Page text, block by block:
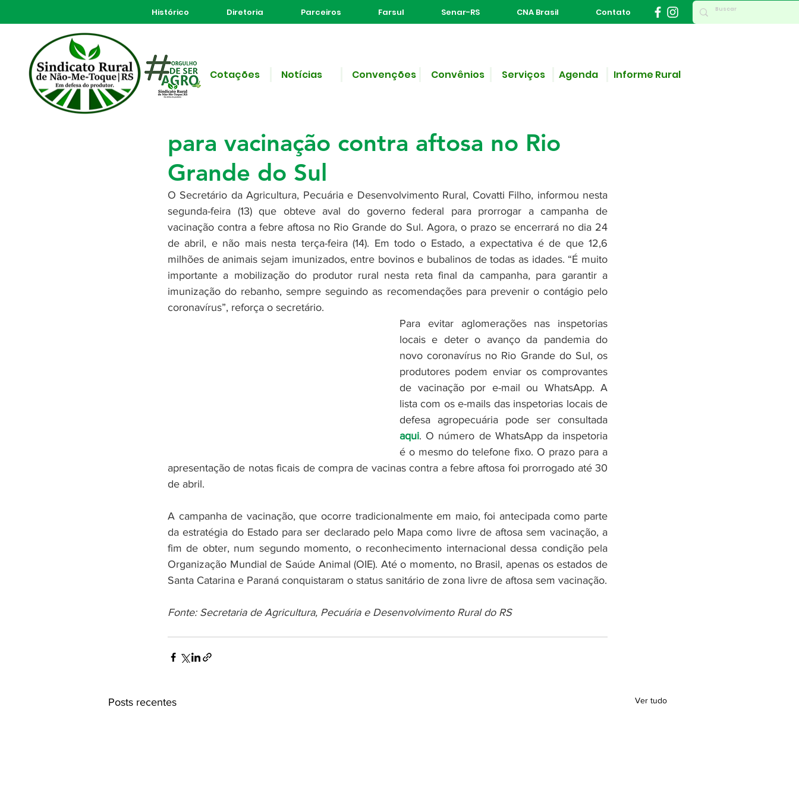
Histórico Diretoria Parceiros Farsul Senar-RS CNA Brasil Contato
Todos posts
para vacinação contra aftosa no Rio
Grande do Sul
14 de abr. de 2020
O Secretário da Agricultura, Pecuária e Desenvolvimento Rural, Covatti Filho, informou nesta
segunda-feira (13) que obteve aval do governo federal para prorrogar a campanha de
vacinação contra a febre aftosa no Rio Grande do Sul. Agora, o prazo se encerrará no dia 24
de abril, e não mais nesta terça-feira (14). Em todo o Estado, a expectativa é de que 12,6
milhões de animais sejam imunizados, entre bovinos e bubalinos de todas as idades. “É muito
importante a mobilização do produtor rural nesta reta final da campanha, para garantir a
imunização do rebanho, sempre seguindo as recomendações para prevenir o contágio pelo
coronavírus”, reforça o secretário.
Para evitar aglomerações nas inspetorias
locais e deter o avanço da pandemia do
novo coronavírus no Rio Grande do Sul, os
produtores podem enviar os comprovantes
de vacinação por e-mail ou WhatsApp. A
lista com os e-mails das inspetorias locais de
aqui. O número de WhatsApp da inspetoria
é o mesmo do telefone fixo. O prazo para a
apresentação de notas ficais de compra de vacinas contra a febre aftosa foi prorrogado até 30
de abril.
A campanha de vacinação, que ocorre tradicionalmente em maio, foi antecipada como parte
da estratégia do Estado para ser declarado pelo Mapa como livre de aftosa sem vacinação, a
fim de obter, num segundo momento, o reconhecimento internacional dessa condição pela
Organização Mundial de Saúde Animal (OIE). Até o momento, no Brasil, apenas os estados de
Santa Catarina e Paraná conquistaram o status sanitário de zona livre de aftosa sem vacinação.
Fonte: Secretaria de Agricultura, Pecuária e Desenvolvimento Rural do RS
Posts recentes Ver tudo
Cotações Notícias Convenções Convênios Serviços Agenda Informe Rural